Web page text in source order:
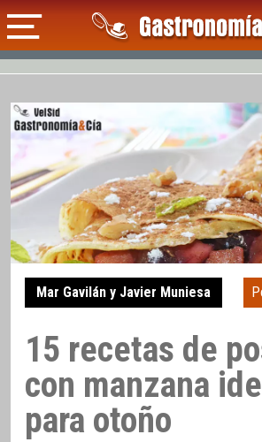
Mar Gavilán y Javier Muniesa
15 recetas de
con manzana
para otoño